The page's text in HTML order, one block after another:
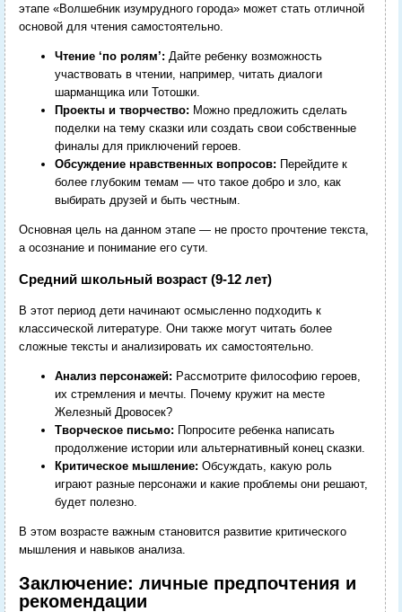
этапе «Волшебник изумрудного города» может стать отличной
основой для чтения самостоятельно.
Чтение ‘по ролям’: Дайте ребенку возможность
участвовать в чтении, например, читать диалоги
шарманщика или Тотошки.
Проекты и творчество: Можно предложить сделать
поделки на тему сказки или создать свои собственные
финалы для приключений героев.
Обсуждение нравственных вопросов: Перейдите к
более глубоким темам — что такое добро и зло, как
выбирать друзей и быть честным.
Основная цель на данном этапе — не просто прочтение текста,
а осознание и понимание его сути.
Средний школьный возраст (9-12 лет)
В этот период дети начинают осмысленно подходить к
классической литературе. Они также могут читать более
сложные тексты и анализировать их самостоятельно.
Анализ персонажей: Рассмотрите философию героев,
их стремления и мечты. Почему кружит на месте
Железный Дровосек?
Творческое письмо: Попросите ребенка написать
продолжение истории или альтернативный конец сказки.
Критическое мышление: Обсуждать, какую роль
играют разные персонажи и какие проблемы они решают,
будет полезно.
В этом возрасте важным становится развитие критического
мышления и навыков анализа.
Заключение: личные предпочтения и
рекомендации